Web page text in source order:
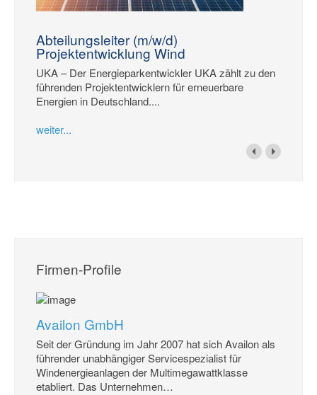
Abteilungsleiter (m/w/d)
Projektentwicklung Wind
UKA – Der Energieparkentwickler UKA zählt zu den
führenden Projektentwicklern für erneuerbare
Energien in Deutschland....
weiter...
Firmen-Profile
Availon GmbH
Seit der Gründung im Jahr 2007 hat sich Availon als
führender unabhängiger Servicespezialist für
Windenergieanlagen der Multimegawattklasse
etabliert. Das Unternehmen…